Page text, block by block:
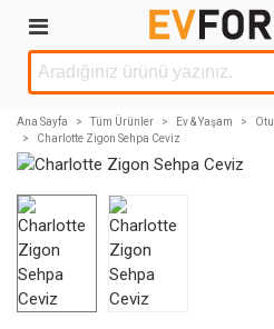
Ana Sayfa > Tüm Ürünler > Ev & Yaşam >
>
Charlotte Zigon Sehpa Ceviz